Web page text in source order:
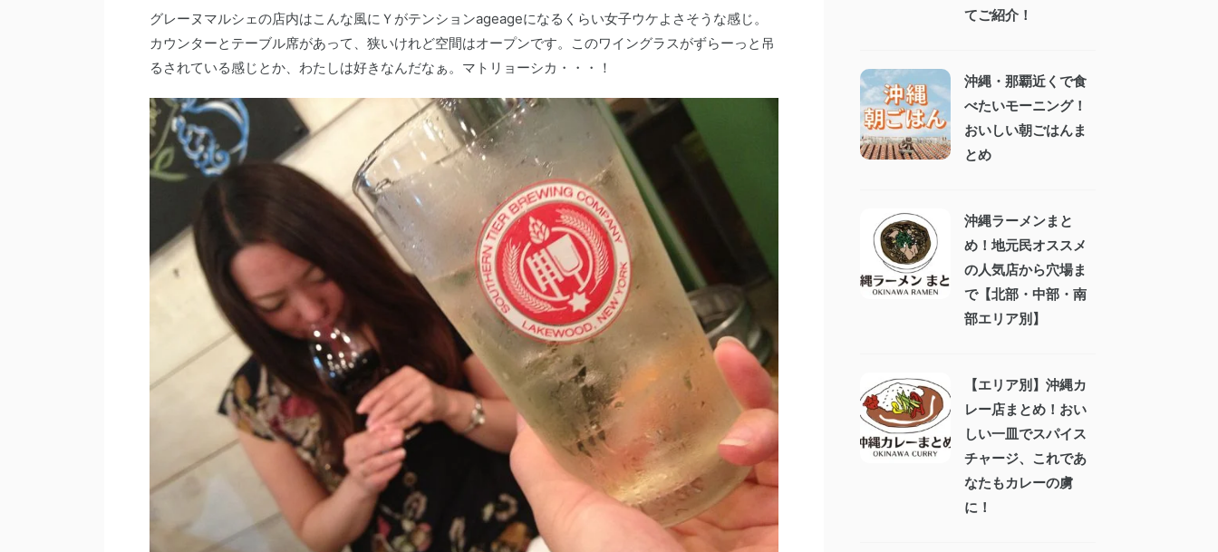
グレーヌマルシェの店内はこんな風にＹがテンションageageになるくらい女子ウケよさそうな感じ。
カウンターとテーブル席があって、狭いけれど空間はオープンです。このワイングラスがずらーっと吊
るされている感じとか、わたしは好きなんだなぁ。マトリョーシカ・・・！
てご紹介！
沖縄・那覇近くで食
べたいモーニング！
おいしい朝ごはんま
とめ
沖縄ラーメンまと
め！地元民オススメ
の人気店から穴場ま
で【北部・中部・南
部エリア別】
【エリア別】沖縄カ
レー店まとめ！おい
しい一皿でスパイス
チャージ、これであ
なたもカレーの虜
に！